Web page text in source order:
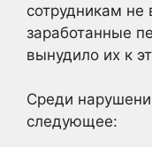
сотрудникам не
заработанные
вынудило их к
Среди
следующее: